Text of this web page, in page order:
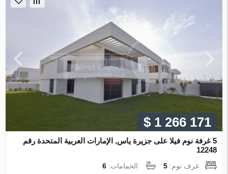
$ 1 266 171
5 غرفة نوم فيلا على جزيرة ياس, الإمارات العربية المتحدة رقم
12248
غرف نوم:5 الحمامات:6